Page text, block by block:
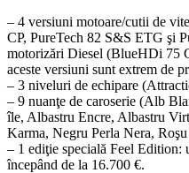
– 4 versiuni motoare/cutii de
CP, PureTech 82 S&S ETG şi
motorizări Diesel (BlueHDi 75
aceste versiuni sunt extrem de
– 3 niveluri de echipare
– 9 nuanţe de caroserie (Alb
île, Albastru Encre, Albastru
Karma, Negru Perla Nera,
– 1 ediţie specială Feel
începând de la 16.700 €.